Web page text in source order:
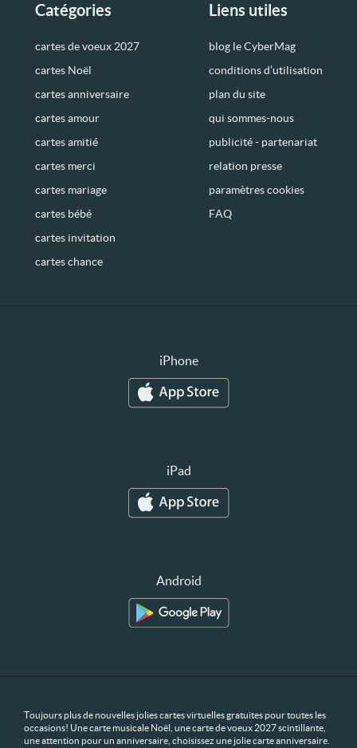
Catégories
cartes de voeux 2027
cartes Noël
cartes anniversaire
cartes amour
cartes amitié
cartes merci
cartes mariage
cartes bébé
cartes invitation
cartes chance
Liens utiles
blog le CyberMag
conditions d’utilisation
plan du site
qui sommes-nous
publicité - partenariat
relation presse
paramètres cookies
FAQ
iPhone
iPad
Android
Toujours plus de nouvelles jolies cartes virtuelles gratuites pour toutes les
occasions! Une carte musicale Noël, une carte de voeux 2027 scintillante,
une attention pour un anniversaire, choisissez une jolie carte anniversaire.